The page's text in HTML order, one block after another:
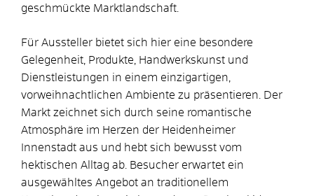
geschmückte Marktlandschaft.
Für Aussteller bietet sich hier eine besondere
Gelegenheit, Produkte, Handwerkskunst und
Dienstleistungen in einem einzigartigen,
vorweihnachtlichen Ambiente zu präsentieren. Der
Markt zeichnet sich durch seine romantische
Atmosphäre im Herzen der Heidenheimer
Innenstadt aus und hebt sich bewusst vom
hektischen Alltag ab. Besucher erwartet ein
ausgewähltes Angebot an traditionellem